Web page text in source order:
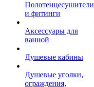
Полотенцесушители
и фитинги
Аксессуары для
ванной
Душевые кабины
Душевые уголки,
ограждения,